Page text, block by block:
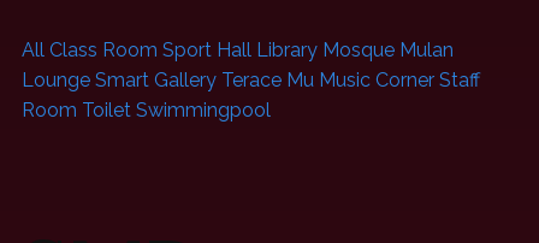
All Class Room Sport Hall Library Mosque Mulan
Lounge Smart Gallery Terace Mu Music Corner Staff
Room Toilet Swimmingpool